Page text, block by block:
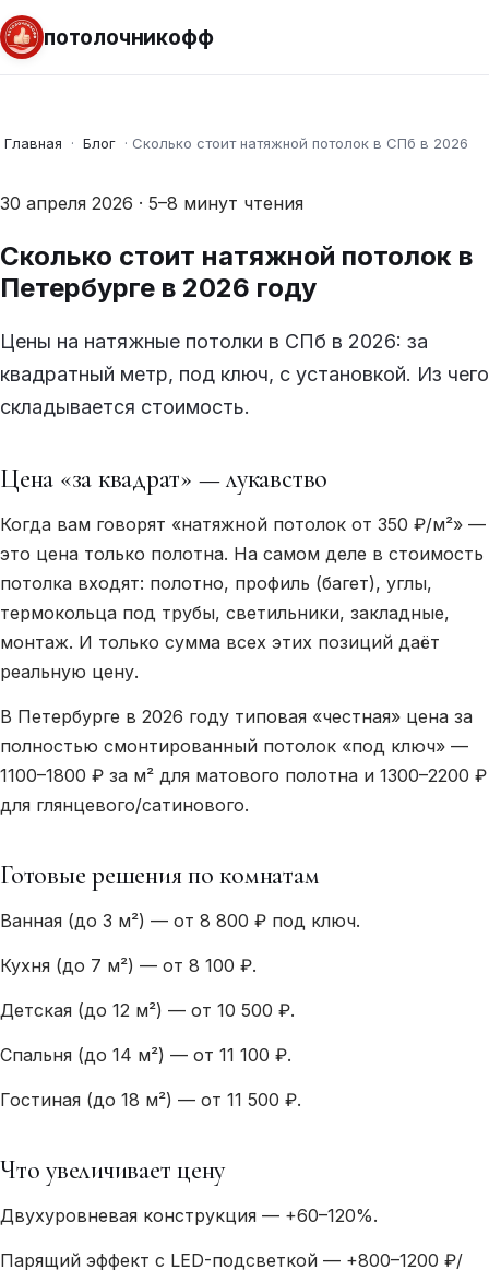
потолочникофф
Главная · Блог · Сколько стоит натяжной потолок в СПб в 2026
30 апреля 2026 · 5–8 минут чтения
Сколько стоит натяжной потолок в
Петербурге в 2026 году
Цены на натяжные потолки в СПб в 2026: за
квадратный метр, под ключ, с установкой. Из чего
складывается стоимость.
Цена «за квадрат» — лукавство
Когда вам говорят «натяжной потолок от 350 ₽/м²» —
это цена только полотна. На самом деле в стоимость
потолка входят: полотно, профиль (багет), углы,
термокольца под трубы, светильники, закладные,
монтаж. И только сумма всех этих позиций даёт
реальную цену.
В Петербурге в 2026 году типовая «честная» цена за
полностью смонтированный потолок «под ключ» —
1100–1800 ₽ за м² для матового полотна и 1300–2200 ₽
для глянцевого/сатинового.
Готовые решения по комнатам
Ванная (до 3 м²) — от 8 800 ₽ под ключ.
Кухня (до 7 м²) — от 8 100 ₽.
Детская (до 12 м²) — от 10 500 ₽.
Спальня (до 14 м²) — от 11 100 ₽.
Гостиная (до 18 м²) — от 11 500 ₽.
Что увеличивает цену
Двухуровневая конструкция — +60–120%.
Парящий эффект с LED-подсветкой — +800–1200 ₽/